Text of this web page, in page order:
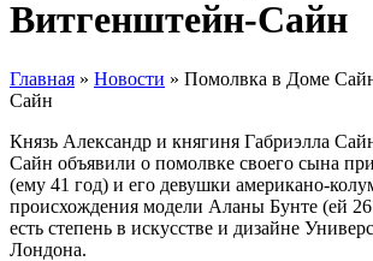
Витгенштейн-Сайн
Главная » Новости » Помолвка в Доме
Сайн
Князь Александр и княгиня Габриэлла
Сайн объявили о помолвке своего сына
(ему 41 год) и его девушки американо-
происхождения модели Аланы Бунте (ей
есть степень в искусстве и дизайне
Лондона.